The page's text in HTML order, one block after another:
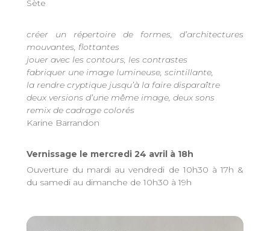
Sète
créer un répertoire de formes, d’architectures
mouvantes, flottantes
jouer avec les contours, les contrastes
fabriquer une image lumineuse, scintillante,
la rendre cryptique jusqu’à la faire disparaître
deux versions d’une même image, deux sons
remix de cadrage colorés
Karine Barrandon
Vernissage le mercredi 24 avril à 18h
Ouverture du mardi au vendredi de 10h30 à 17h &
du samedi au dimanche de 10h30 à 19h